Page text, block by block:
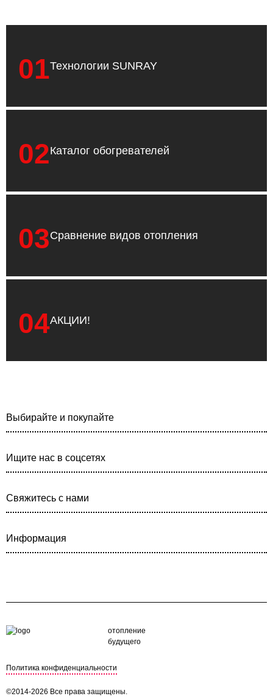
01Технологии SUNRAY
02Каталог обогревателей
03Сравнение видов отопления
04АКЦИИ!
Выбирайте и покупайте
Ищите нас в соцсетях
Свяжитесь с нами
Информация
отопление
будущего
Политика конфиденциальности
©2014-2026 Все права защищены.